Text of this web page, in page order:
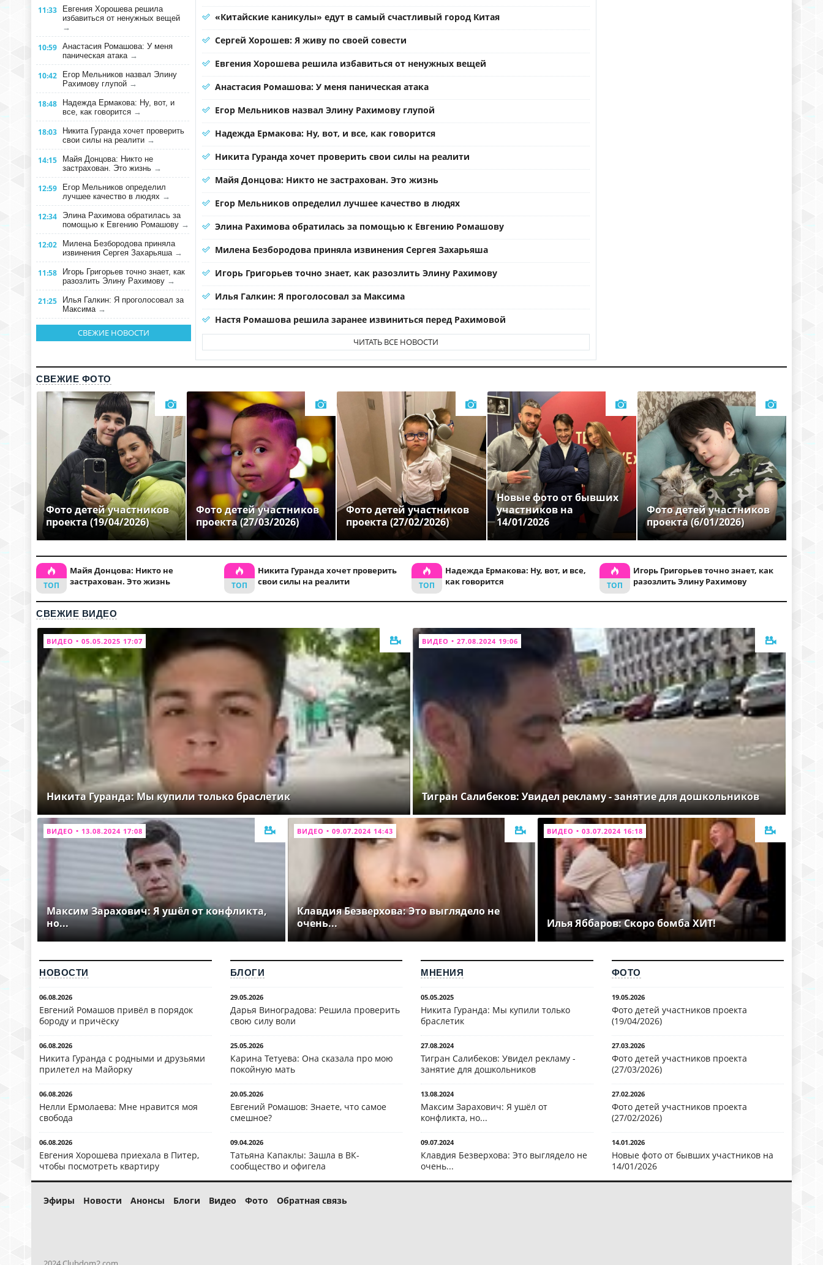
11:33
Евгения Хорошева решила
избавиться от ненужных вещей
→
10:59 Анастасия Ромашова: У меня
паническая атака →
10:42
Егор Мельников назвал Элину
Рахимову глупой →
18:48
Надежда Ермакова: Ну, вот, и
все, как говорится →
18:03
Никита Гуранда хочет проверить
свои силы на реалити →
14:15
Майя Донцова: Никто не
застрахован. Это жизнь →
12:59
Егор Мельников определил
лучшее качество в людях →
12:34
Элина Рахимова обратилась за
помощью к Евгению Ромашову →
12:02
Милена Безбородова приняла
извинения Сергея Захарьяша →
11:58
Игорь Григорьев точно знает, как
разозлить Элину Рахимову →
21:25
Илья Галкин: Я проголосовал за
Максима →
СВЕЖИЕ НОВОСТИ
«Китайские каникулы» едут в самый счастливый город Китая
Сергей Хорошев: Я живу по своей совести
Евгения Хорошева решила избавиться от ненужных вещей
Анастасия Ромашова: У меня паническая атака
Егор Мельников назвал Элину Рахимову глупой
Надежда Ермакова: Ну, вот, и все, как говорится
Никита Гуранда хочет проверить свои силы на реалити
Майя Донцова: Никто не застрахован. Это жизнь
Егор Мельников определил лучшее качество в людях
Элина Рахимова обратилась за помощью к Евгению Ромашову
Милена Безбородова приняла извинения Сергея Захарьяша
Игорь Григорьев точно знает, как разозлить Элину Рахимову
Илья Галкин: Я проголосовал за Максима
Настя Ромашова решила заранее извиниться перед Рахимовой
ЧИТАТЬ ВСЕ НОВОСТИ
СВЕЖИЕ ФОТО
Фото детей участников
проекта (19/04/2026)
Фото детей участников
проекта (27/03/2026)
Фото детей участников
проекта (27/02/2026)
Новые фото от бывших
участников на
14/01/2026
Фото детей участников
проекта (6/01/2026)
Майя Донцова: Никто не
застрахован. Это жизнь
Никита Гуранда хочет проверить
свои силы на реалити
Надежда Ермакова: Ну, вот, и все,
как говорится
Игорь Григорьев точно знает, как
разозлить Элину Рахимову
СВЕЖИЕ ВИДЕО
ВИДЕО • 05.05.2025 17:07
Никита Гуранда: Мы купили только браслетик
ВИДЕО • 27.08.2024 19:06
Тигран Салибеков: Увидел рекламу - занятие для дошкольников
ВИДЕО • 13.08.2024 17:08
Максим Зарахович: Я ушёл от конфликта,
но...
ВИДЕО • 09.07.2024 14:43
Клавдия Безверхова: Это выглядело не
очень...
ВИДЕО • 03.07.2024 16:18
Илья Яббаров: Скоро бомба ХИТ!
НОВОСТИ
06.08.2026
Евгений Ромашов привёл в порядок
бороду и причёску
06.08.2026
Никита Гуранда с родными и друзьями
прилетел на Майорку
06.08.2026
Нелли Ермолаева: Мне нравится моя
свобода
06.08.2026
Евгения Хорошева приехала в Питер,
чтобы посмотреть квартиру
БЛОГИ
29.05.2026
Дарья Виноградова: Решила проверить
свою силу воли
25.05.2026
Карина Тетуева: Она сказала про мою
покойную мать
20.05.2026
Евгений Ромашов: Знаете, что самое
смешное?
09.04.2026
Татьяна Капаклы: Зашла в ВК-
сообщество и офигела
МНЕНИЯ
05.05.2025
Никита Гуранда: Мы купили только
браслетик
27.08.2024
Тигран Салибеков: Увидел рекламу -
занятие для дошкольников
13.08.2024
Максим Зарахович: Я ушёл от
конфликта, но...
09.07.2024
Клавдия Безверхова: Это выглядело не
очень...
ФОТО
19.05.2026
Фото детей участников проекта
(19/04/2026)
27.03.2026
Фото детей участников проекта
(27/03/2026)
27.02.2026
Фото детей участников проекта
(27/02/2026)
14.01.2026
Новые фото от бывших участников на
14/01/2026
Эфиры Новости Анонсы Блоги Видео Фото Обратная связь